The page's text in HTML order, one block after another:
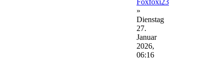
Foxfoxi23
»
Dienstag
27.
Januar
2026,
06:16